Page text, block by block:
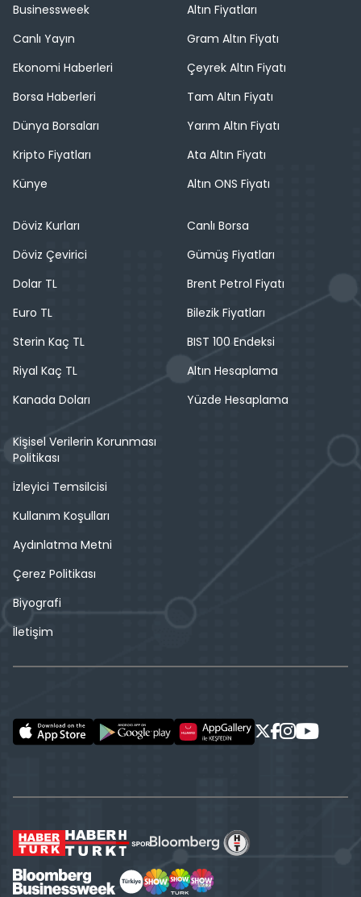
Businessweek
Canlı Yayın
Ekonomi Haberleri
Borsa Haberleri
Dünya Borsaları
Kripto Fiyatları
Künye
Altın Fiyatları
Gram Altın Fiyatı
Çeyrek Altın Fiyatı
Tam Altın Fiyatı
Yarım Altın Fiyatı
Ata Altın Fiyatı
Altın ONS Fiyatı
Döviz Kurları
Döviz Çevirici
Dolar TL
Euro TL
Sterin Kaç TL
Riyal Kaç TL
Kanada Doları
Canlı Borsa
Gümüş Fiyatları
Brent Petrol Fiyatı
Bilezik Fiyatları
BIST 100 Endeksi
Altın Hesaplama
Yüzde Hesaplama
Kişisel Verilerin Korunması
Politikası
İzleyici Temsilcisi
Kullanım Koşulları
Aydınlatma Metni
Çerez Politikası
Biyografi
İletişim